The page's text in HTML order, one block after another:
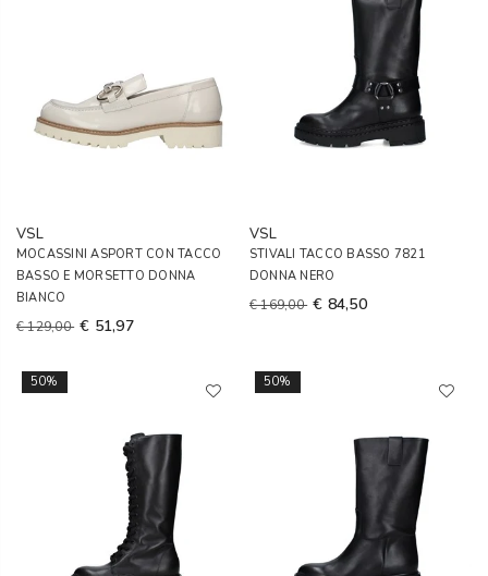
VSL
MOCASSINI ASPORT CON TACCO
BASSO E MORSETTO DONNA
BIANCO
€ 129,00 € 51,97
VSL
STIVALI TACCO BASSO 7821
DONNA NERO
€ 169,00 € 84,50
50% 50%